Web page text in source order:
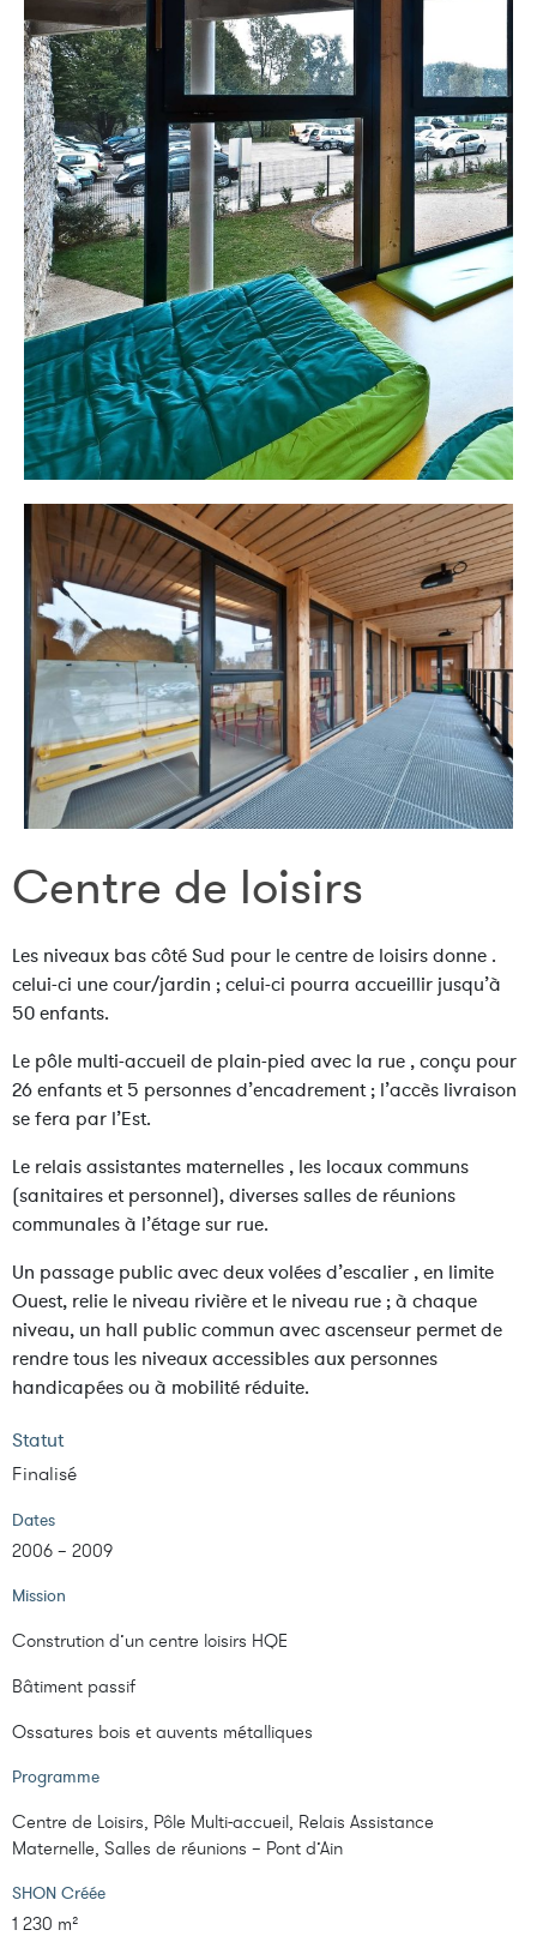
Centre de loisirs
Les niveaux bas côté Sud pour le centre de loisirs donne .
celui-ci une cour/jardin ; celui-ci pourra accueillir jusqu’à
50 enfants.
Le pôle multi-accueil de plain-pied avec la rue , conçu pour
26 enfants et 5 personnes d’encadrement ; l’accès livraison
se fera par l’Est.
Le relais assistantes maternelles , les locaux communs
(sanitaires et personnel), diverses salles de réunions
communales à l’étage sur rue.
Un passage public avec deux volées d’escalier , en limite
Ouest, relie le niveau rivière et le niveau rue ; à chaque
niveau, un hall public commun avec ascenseur permet de
rendre tous les niveaux accessibles aux personnes
handicapées ou à mobilité réduite.
Statut
Finalisé
Dates
2006 – 2009
Mission
Constrution d’un centre loisirs HQE
Bâtiment passif
Ossatures bois et auvents métalliques
Programme
Centre de Loisirs, Pôle Multi-accueil, Relais Assistance
Maternelle, Salles de réunions – Pont d’Ain
SHON Créée
1 230 m²